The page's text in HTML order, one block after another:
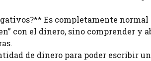
Es completamente
con el dinero, sino comprender y
de dinero para poder escribir